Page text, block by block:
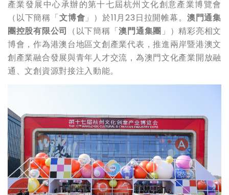
產業發展中心承辦的第十七屆杭州文化創意產業博覽會
（以下簡稱「文博會 」）於11月23日拉開帷幕。 澳門通集
團控股有限公司 （以下簡稱「澳門通集團 」）精彩亮相文
博會，作為港澳台地區文創產業代表，推進兩岸暨港澳文
創產業融合發展與青年人才交流，為澳門文化產業開放融
通、文創資源對接注入動能。